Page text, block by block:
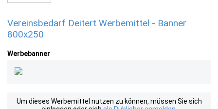
Vereinsbedarf Deitert Werbemittel - Banner
800x250
Werbebanner
Um dieses Werbemittel nutzen zu können, müssen Sie sich